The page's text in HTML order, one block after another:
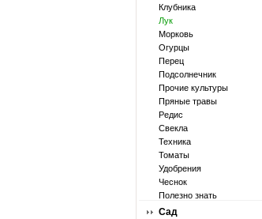
Клубника
Лук
Морковь
Огурцы
Перец
Подсолнечник
Прочие культуры
Пряные травы
Редис
Свекла
Техника
Томаты
Удобрения
Чеснок
Полезно знать
Сад